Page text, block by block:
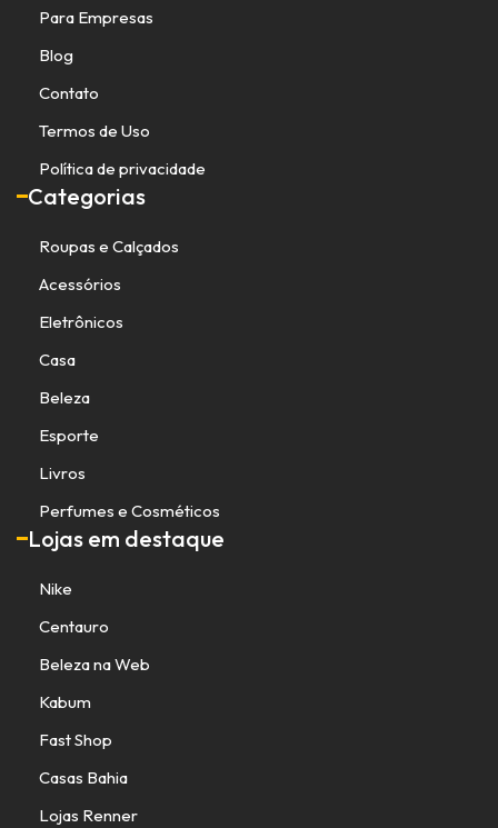
Para Empresas
Blog
Contato
Termos de Uso
Política de privacidade
Categorias
Roupas e Calçados
Acessórios
Eletrônicos
Casa
Beleza
Esporte
Livros
Perfumes e Cosméticos
Lojas em destaque
Nike
Centauro
Beleza na Web
Kabum
Fast Shop
Casas Bahia
Lojas Renner